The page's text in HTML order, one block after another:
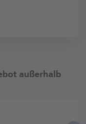
außerhalb